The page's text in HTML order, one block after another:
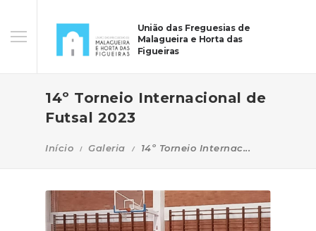
União das Freguesias de
Malagueira e Horta das
Figueiras
14º Torneio Internacional de
Futsal 2023
Início Galeria 14º Torneio Internac...